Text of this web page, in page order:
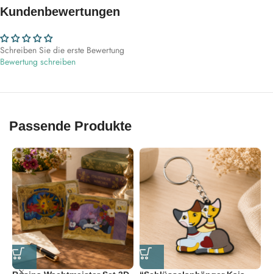
Kundenbewertungen
Schreiben Sie die erste Bewertung
Bewertung schreiben
Passende Produkte